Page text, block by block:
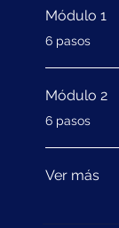
Módulo 1
.6 pasos
Módulo 2
.6 pasos
Ver más